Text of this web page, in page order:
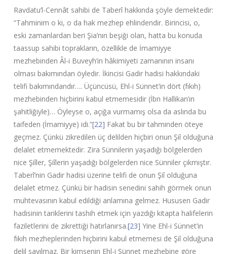
Ravdatu’l-Cennât sahibi de Taberî hakkında şöyle demektedir:
“Tahminim o ki, o da hak mezhep ehlindendir. Birincisi, o,
eski zamanlardan beri Şia’nın beşiği olan, hatta bu konuda
taassup sahibi toprakların, özellikle de İmamiyye
mezhebinden Âl-i Buveyh’in hâkimiyeti zamanının insanı
olması bakımından öyledir. İkincisi Gadir hadisi hakkındaki
telifi bakımındandır…. Üçüncüsü, Ehl-i Sünnet’in dört (fıkıh)
mezhebinden hiçbirini kabul etmemesidir (İbn Hallikan’ın
şahitliğiyle)… Öyleyse o, açığa vurmamış olsa da aslında bu
taifeden (İmamiyye) idi.”[22] Fakat bu bir tahminden öteye
geçmez. Çünkü zikredilen üç delilden hiçbiri onun Şiî olduğuna
delalet etmemektedir. Zira Sünnilerin yaşadığı bölgelerden
nice Şiîler, Şiîlerin yaşadığı bölgelerden nice Sünniler çıkmıştır.
Taberî’nin Gadir hadisi üzerine telifi de onun Şiî olduğuna
delalet etmez. Çünkü bir hadisin senedini sahih görmek onun
muhtevasının kabul edildiği anlamına gelmez. Hususen Gadir
hadisinin tariklerini tashih etmek için yazdığı kitapta halifelerin
faziletlerini de zikrettiği hatırlanırsa.[23] Yine Ehl-i Sünnet’in
fıkıh mezheplerinden hiçbirini kabul etmemesi de Şiî olduğuna
delil sayılmaz. Bir kimsenin Ehl-i Sünnet mezhebine göre